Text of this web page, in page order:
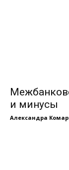
и минусы
Александра